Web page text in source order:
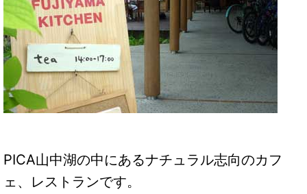
PICA山中湖の中にあるナチュラル志向のカフ
ェ、レストランです。